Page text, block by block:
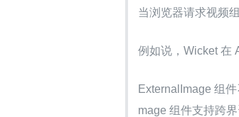
当浏览器请求视频
例如说，Wicket 在
ExternalImage 组
mage 组件支持跨